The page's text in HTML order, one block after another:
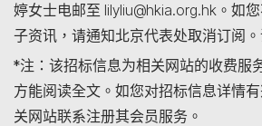
婷女士电邮至 lilyliu@hkia.org.hk。如
子资讯，请通知北京代表处取消订阅。
*注：该招标信息为相关网站的收费服
方能阅读全文。如您对招标信息详情
关网站联系注册其会员服务。